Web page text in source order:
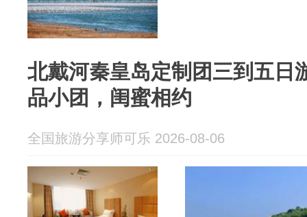
北戴河秦皇岛定制团三到五日
品小团，闺蜜相约
全国旅游分享师可乐 2026-08-06